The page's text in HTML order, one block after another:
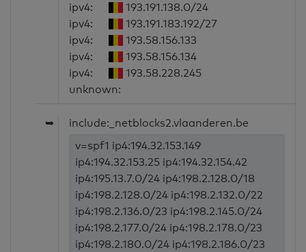
ipv4:
193.191.138.0/24
ipv4:
193.191.183.192/27
ipv4:
193.58.156.133
ipv4:
193.58.156.134
ipv4:
193.58.228.245
unknown:
➥
include:_netblocks2.vlaanderen.be
v=spf1 ip4:194.32.153.149
ip4:194.32.153.25 ip4:194.32.154.42
ip4:195.13.7.0/24 ip4:198.2.128.0/18
ip4:198.2.128.0/24 ip4:198.2.132.0/22
ip4:198.2.136.0/23 ip4:198.2.145.0/24
ip4:198.2.177.0/24 ip4:198.2.178.0/23
ip4:198.2.180.0/24 ip4:198.2.186.0/23